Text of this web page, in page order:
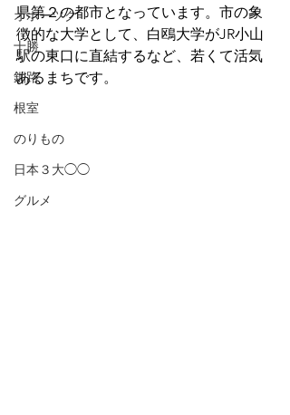
オホーツク
十勝
釧路
根室
のりもの
日本３大◯◯
グルメ
県第２の都市となっています。市の象
徴的な大学として、白鴎大学がJR小山
駅の東口に直結するなど、若くて活気
あるまちです。